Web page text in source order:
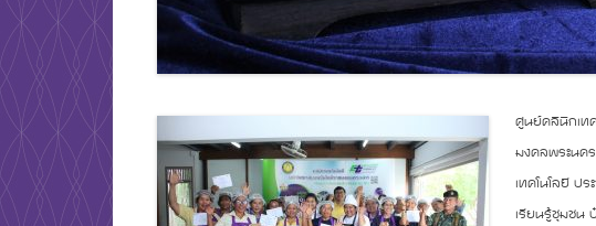
ศูนย์คลินิกเท
มงคลพระนค
เทคโนโลยี
เรียนรู้ชุมชน